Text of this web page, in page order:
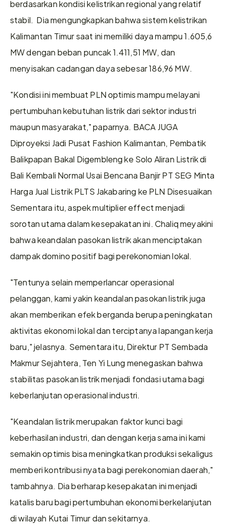
berdasarkan kondisi kelistrikan regional yang relatif
stabil.  Dia mengungkapkan bahwa sistem kelistrikan
Kalimantan Timur saat ini memiliki daya mampu 1.605,6
MW dengan beban puncak 1.411,51 MW, dan
menyisakan cadangan daya sebesar 186,96 MW.
"Kondisi ini membuat PLN optimis mampu melayani
pertumbuhan kebutuhan listrik dari sektor industri
maupun masyarakat," paparnya. BACA JUGA
Diproyeksi Jadi Pusat Fashion Kalimantan, Pembatik
Balikpapan Bakal Digembleng ke Solo Aliran Listrik di
Bali Kembali Normal Usai Bencana Banjir PT SEG Minta
Harga Jual Listrik PLTS Jakabaring ke PLN Disesuaikan
Sementara itu, aspek multiplier effect menjadi
sorotan utama dalam kesepakatan ini. Chaliq meyakini
bahwa keandalan pasokan listrik akan menciptakan
dampak domino positif bagi perekonomian lokal.
"Tentunya selain memperlancar operasional
pelanggan, kami yakin keandalan pasokan listrik juga
akan memberikan efek berganda berupa peningkatan
aktivitas ekonomi lokal dan terciptanya lapangan kerja
baru," jelasnya. Sementara itu, Direktur PT Sembada
Makmur Sejahtera, Ten Yi Lung menegaskan bahwa
stabilitas pasokan listrik menjadi fondasi utama bagi
keberlanjutan operasional industri.
"Keandalan listrik merupakan faktor kunci bagi
keberhasilan industri, dan dengan kerja sama ini kami
semakin optimis bisa meningkatkan produksi sekaligus
memberi kontribusi nyata bagi perekonomian daerah,"
tambahnya. Dia berharap kesepakatan ini menjadi
katalis baru bagi pertumbuhan ekonomi berkelanjutan
di wilayah Kutai Timur dan sekitarnya.